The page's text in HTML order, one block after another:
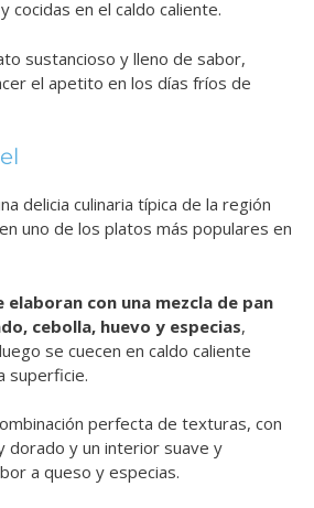
cocidas en el caldo caliente.
sustancioso y lleno de sabor,
el apetito en los días fríos de
delicia culinaria típica de la región
uno de los platos más populares en
elaboran con una mezcla de pan
cebolla, huevo y especias,
se cuecen en caldo caliente
superficie.
perfecta de texturas, con
dorado y un interior suave y
a queso y especias.